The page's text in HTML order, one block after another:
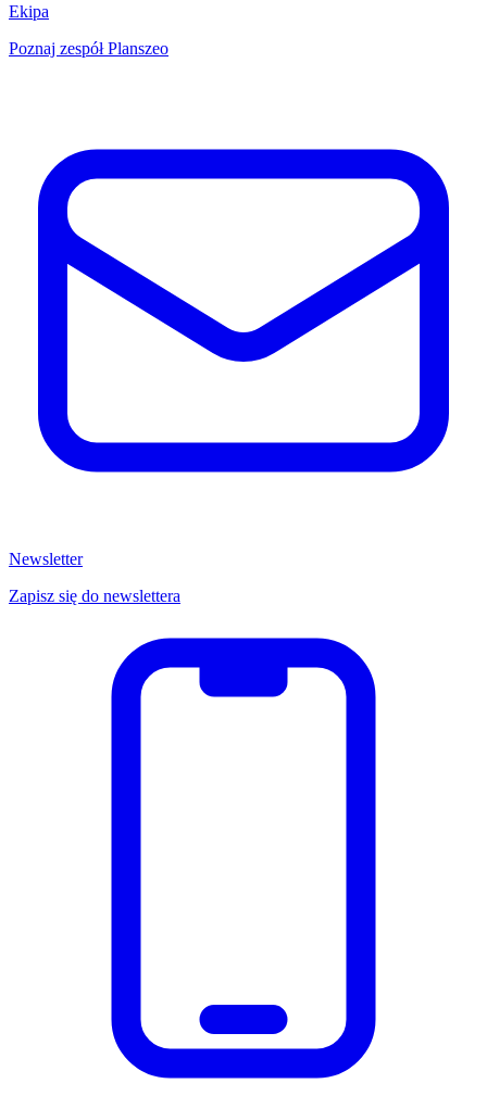
Ekipa
Poznaj zespół Planszeo
Newsletter
Zapisz się do newslettera